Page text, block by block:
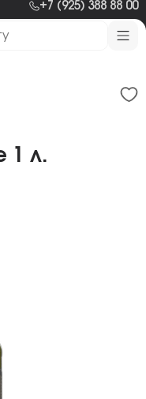
+7 (925) 388 88 00
1 л.